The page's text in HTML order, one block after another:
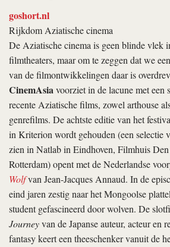
goshort.nl
Rijkdom Aziatische cinema
De Aziatische cinema is geen blinde vlek
filmtheaters, maar om te zeggen dat we
van de film­ontwikkelingen daar is
CinemAsiavoorziet in de lacune met een
recente Aziatische films, zowel arthouse
genrefilms. De achtste editie van het
in Kriterion wordt gehouden (een selectie
zien in Natlab in Eindhoven, Filmhuis
Rotterdam) opent met de Nederlandse
Wolfvan Jean-Jacques Annaud. In de
eind jaren zestig naar het Mongoolse
student gefascineerd door wolven. De
Journeyvan de Japanse auteur, acteur en
fantasy keert een theeschenker vanuit de